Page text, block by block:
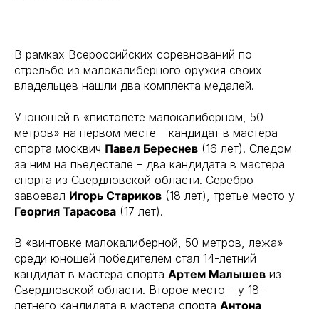
В рамках Всероссийских соревнований по
стрельбе из малокалиберного оружия своих
владельцев нашли два комплекта медалей.
У юношей в «пистолете малокалиберном, 50
метров» на первом месте – кандидат в мастера
спорта москвич Павел Береснев (16 лет). Следом
за ним на пьедестале – два кандидата в мастера
спорта из Свердловской области. Серебро
завоевал Игорь Стариков (18 лет), третье место у
Георгия Тарасова (17 лет).
В «винтовке малокалиберной, 50 метров, лежа»
среди юношей победителем стал 14-летний
кандидат в мастера спорта Артем Малышев из
Свердловской области. Второе место – у 18-
летнего кандидата в мастера спорта Антона